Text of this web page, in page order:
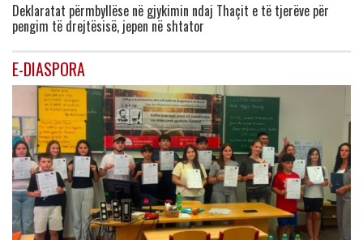
Deklaratat përmbyllëse në gjykimin ndaj Thaçit e të tjerëve për
pengim të drejtësisë, jepen në shtator
E-DIASPORA